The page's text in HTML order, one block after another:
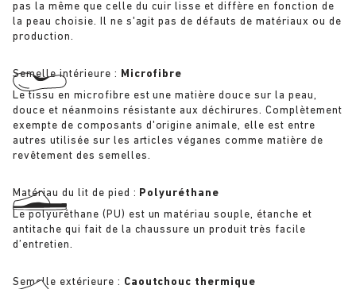
pas la même que celle du cuir lisse et diffère en fonction de
la peau choisie. Il ne s'agit pas de défauts de matériaux ou de
production.
Semelle intérieure : Microfibre
Le tissu en microfibre est une matière douce sur la peau,
douce et néanmoins résistante aux déchirures. Complètement
exempte de composants d'origine animale, elle est entre
autres utilisée sur les articles véganes comme matière de
revêtement des semelles.
Matériau du lit de pied : Polyuréthane
Le polyuréthane (PU) est un matériau souple, étanche et
antitache qui fait de la chaussure un produit très facile
d’entretien.
Semelle extérieure : Caoutchouc thermique